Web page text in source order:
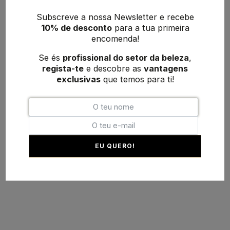
Subscreve a nossa Newsletter e recebe
10% de descontopara a tua primeira
encomenda!
Se és profissional do setor da beleza,
regista-te e descobre as vantagens
exclusivasque temos para ti!
EU QUERO!